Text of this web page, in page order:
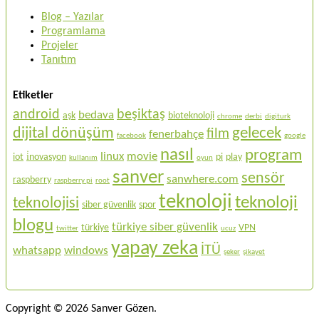
Blog – Yazılar
Programlama
Projeler
Tanıtım
Etiketler
android aşk bedava beşiktaş bioteknoloji chrome derbi digiturk
dijital dönüşüm facebook fenerbahçe film gelecek google
iot i̇novasyon kullanım linux movie nasıl oyun pi play program
raspberry raspberry pi root sanver sanwhere.com sensör
teknolojisi siber güvenlik spor teknoloji teknoloji
blogu twitter türkiye türkiye siber güvenlik ucuz VPN
whatsapp windows yapay zeka İTÜ şeker şikayet
Copyright © 2026 Sanver Gözen.